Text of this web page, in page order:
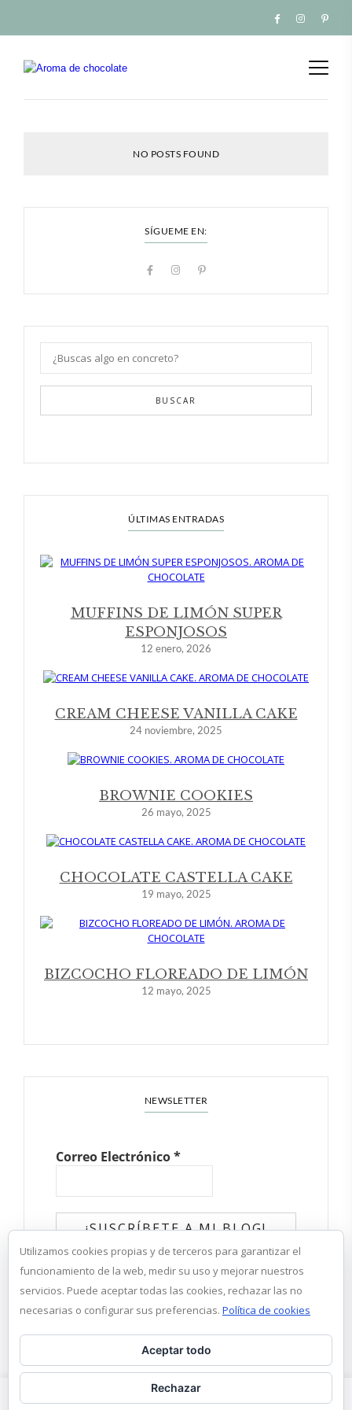
NO POSTS FOUND
SÍGUEME EN:
BUSCAR
ÚLTIMAS ENTRADAS
MUFFINS DE LIMÓN SUPER
ESPONJOSOS
12 enero, 2026
CREAM CHEESE VANILLA CAKE
24 noviembre, 2025
BROWNIE COOKIES
26 mayo, 2025
CHOCOLATE CASTELLA CAKE
19 mayo, 2025
BIZCOCHO FLOREADO DE LIMÓN
12 mayo, 2025
NEWSLETTER
Correo Electrónico*
✓ He leído y acepto la política de
privacidad
Estamos utilizando cookies para brindarle la mejor experiencia en
Utilizamos cookies propias y de terceros para garantizar el
funcionamiento de la web, medir su uso y mejorar nuestros
servicios. Puede aceptar todas las cookies, rechazar las no
necesarias o configurar sus preferencias. Política de cookies
Aceptar todo
Rechazar